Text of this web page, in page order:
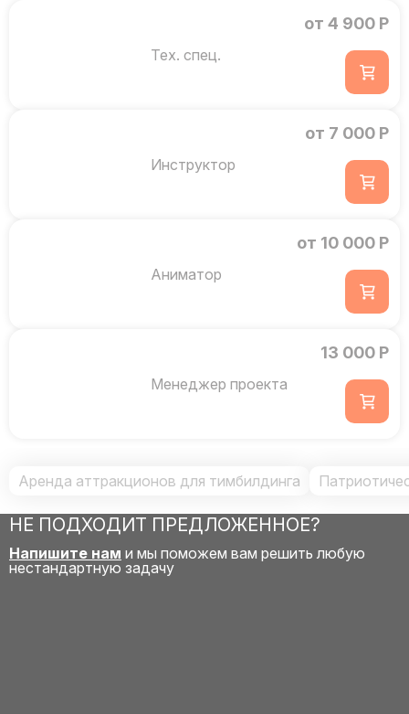
Тех. спец.
от 4 900 Р
Инструктор
от 7 000 Р
Аниматор
от 10 000 Р
Менеджер проекта
13 000 Р
Аренда аттракционов для тимбилдинга
НЕ ПОДХОДИТ ПРЕДЛОЖЕННОЕ?
Напишите нам и мы поможем вам решить любую
нестандартную задачу